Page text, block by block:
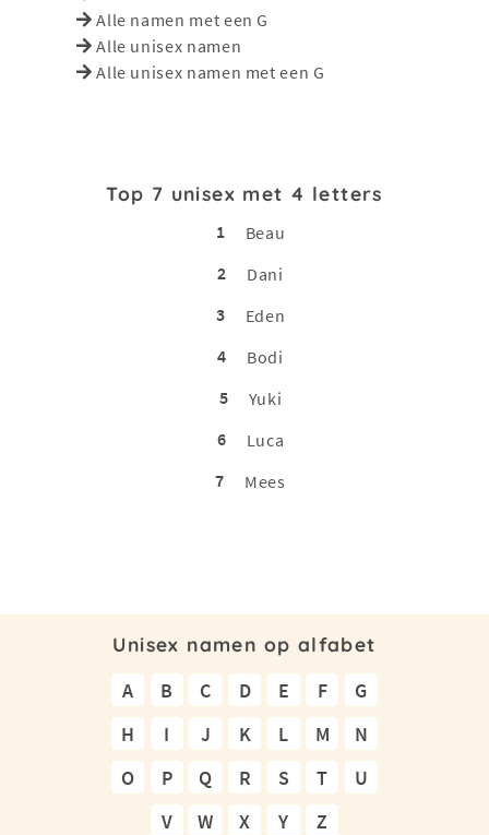
Alle namen met een G
Alle unisex namen
Alle unisex namen met een G
Top 7 unisex met 4 letters
1
Beau
2
Dani
3
Eden
4
Bodi
5
Yuki
6
Luca
7
Mees
Unisex namen op alfabet
A B C D E F
G
H
I J K L M
N
O
P Q R S T
U
V
W X Y Z